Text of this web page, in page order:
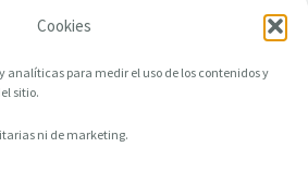
Cookies
analíticas para medir el uso de los contenidos y
sitio.
ni de marketing.